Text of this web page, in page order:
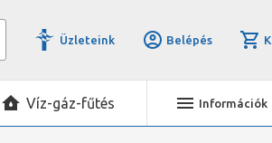
Üzleteink Belépés
Víz-gáz-fűtés Információk